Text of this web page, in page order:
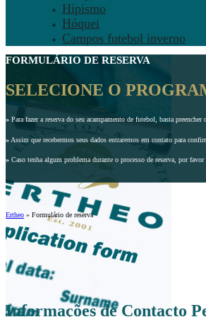
Hipismo
Hóquei
Campos futebol inverno
FORMULÁRIO DE RESERVA
SELECIONE O
» Para fazer a reserva do seu acampamento de futebol, basta
» Assim que recebermos seus dados entraremos em contato para
» Caso tenha algum problema durante o processo de reserva, por favor
Ertheo » Formulário de reserva
Informações de Contacto